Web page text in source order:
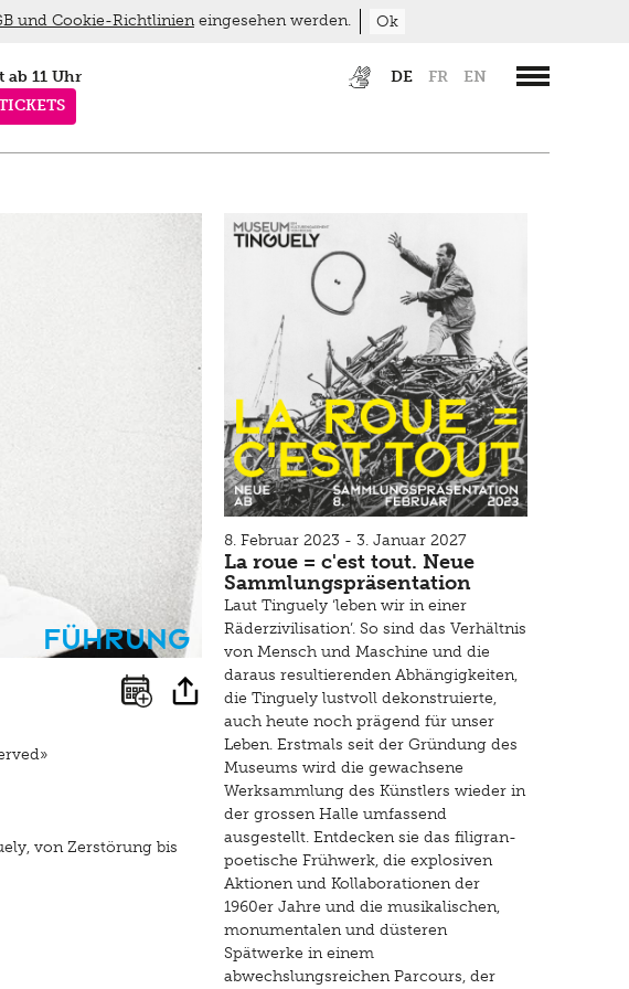
DE FR EN
ab 11 Uhr
Führung
von Zerstörung bis
8. Februar 2023 - 3. Januar 2027
La roue = c'est tout. Neue
Sammlungspräsentation
Laut Tinguely ‘leben wir in einer
Räderzivilisation’. So sind das Verhältnis
von Mensch und Maschine und die
daraus resultierenden Abhängigkeiten,
die Tinguely lustvoll dekonstruierte,
auch heute noch prägend für unser
Leben. Erstmals seit der Gründung des
Museums wird die gewachsene
Werksammlung des Künstlers wieder in
der grossen Halle umfassend
ausgestellt. Entdecken sie das filigran-
poetische Frühwerk, die explosiven
Aktionen und Kollaborationen der
1960er Jahre und die musikalischen,
monumentalen und düsteren
Spätwerke in einem
abwechslungsreichen Parcours, der
und Cookie-Richtlinieneingesehen werden. Ok